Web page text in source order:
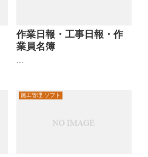
作業日報・工事日報・作
業員名簿
...
施工管理 ソフト